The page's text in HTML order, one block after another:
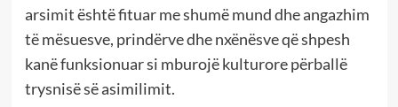
arsimit është fituar me shumë mund dhe angazhim
të mësuesve, prindërve dhe nxënësve që shpesh
kanë funksionuar si mburojë kulturore përballë
trysnisë së asimilimit.